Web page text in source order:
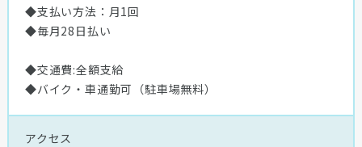
◆支払い方法：月1回
◆毎月28日払い
◆交通費:全額支給
◆バイク・車通勤可（駐車場無料）
アクセス